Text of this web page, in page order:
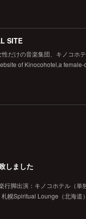
SITE
だけの音楽集団、キノコホ
of Kinocohotel,a
しました
脚出演：キノコホテル（
幌Spiritual Lounge（北海